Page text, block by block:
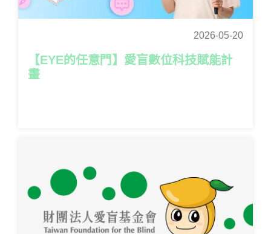
2026-05-20
【EYE的任意門】愛盲數位科技賦能計
畫